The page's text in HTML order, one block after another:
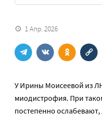
1 Апр. 2026
У Ирины Моисеевой из
миодистрофия. При
постепенно